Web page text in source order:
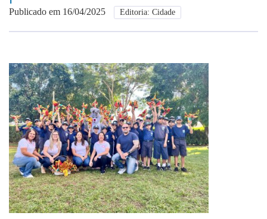
Anuncie
Publicado em 16/04/2025 Editoria: Cidade